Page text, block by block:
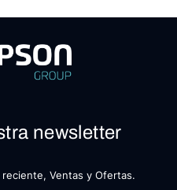
newsletter
Ventas y Ofertas.